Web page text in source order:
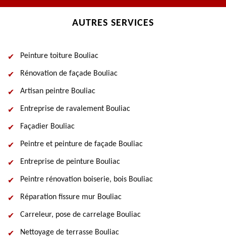
AUTRES SERVICES
Peinture toiture Bouliac
Rénovation de façade Bouliac
Artisan peintre Bouliac
Entreprise de ravalement Bouliac
Façadier Bouliac
Peintre et peinture de façade Bouliac
Entreprise de peinture Bouliac
Peintre rénovation boiserie, bois Bouliac
Réparation fissure mur Bouliac
Carreleur, pose de carrelage Bouliac
Nettoyage de terrasse Bouliac